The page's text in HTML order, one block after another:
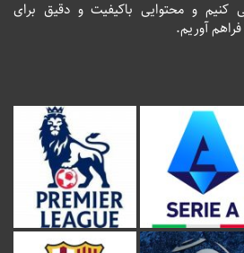
و محتوایی باکیفیت و دقیق برای
آوریم.